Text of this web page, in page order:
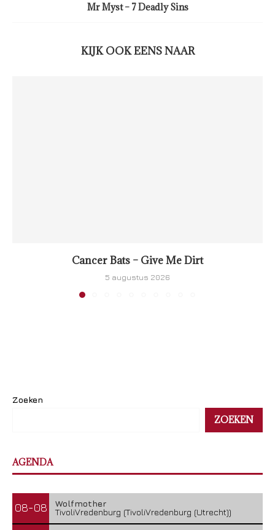
Mr Myst – 7 Deadly Sins
KIJK OOK EENS NAAR
Cancer Bats – Give Me Dirt
5 augustus 2026
Zoeken
ZOEKEN
AGENDA
08-08
Wolfmother
TivoliVredenburg (TivoliVredenburg (Utrecht))